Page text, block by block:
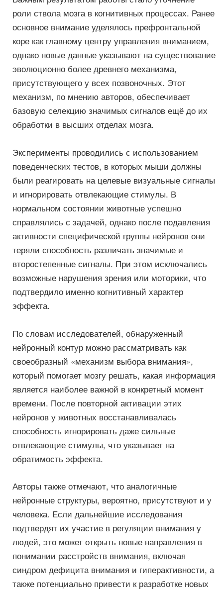
роли ствола мозга в когнитивных процессах. Ранее
основное внимание уделялось префронтальной
коре как главному центру управления вниманием,
однако новые данные указывают на существование
эволюционно более древнего механизма,
присутствующего у всех позвоночных. Этот
механизм, по мнению авторов, обеспечивает
базовую селекцию значимых сигналов ещё до их
обработки в высших отделах мозга.
Эксперименты проводились с использованием
поведенческих тестов, в которых мыши должны
были реагировать на целевые визуальные сигналы
и игнорировать отвлекающие стимулы. В
нормальном состоянии животные успешно
справлялись с задачей, однако после подавления
активности специфической группы нейронов они
теряли способность различать значимые и
второстепенные сигналы. При этом исключались
возможные нарушения зрения или моторики, что
подтвердило именно когнитивный характер
эффекта.
По словам исследователей, обнаруженный
нейронный контур можно рассматривать как
своеобразный «механизм выбора внимания»,
который помогает мозгу решать, какая информация
является наиболее важной в конкретный момент
времени. После повторной активации этих
нейронов у животных восстанавливалась
способность игнорировать даже сильные
отвлекающие стимулы, что указывает на
обратимость эффекта.
Авторы также отмечают, что аналогичные
нейронные структуры, вероятно, присутствуют и у
человека. Если дальнейшие исследования
подтвердят их участие в регуляции внимания у
людей, это может открыть новые направления в
понимании расстройств внимания, включая
синдром дефицита внимания и гиперактивности, а
также потенциально привести к разработке новых